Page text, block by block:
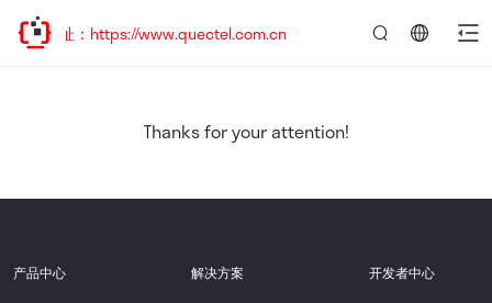
访问新址：https://www.quectel.com.cn
Thanks for your attention!
产品中心 解决方案 开发者中心